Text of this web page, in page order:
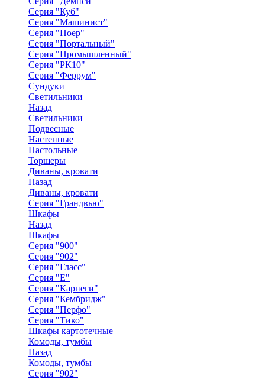
Серия "Куб"
Серия "Машинист"
Серия "Ноер"
Серия "Портальный"
Серия "Промышленный"
Серия "РК10"
Серия "Феррум"
Сундуки
Светильники
Назад
Светильники
Подвесные
Настенные
Настольные
Торшеры
Диваны, кровати
Назад
Диваны, кровати
Серия "Грандвью"
Шкафы
Назад
Шкафы
Серия "900"
Серия "902"
Серия "Гласс"
Серия "Е"
Серия "Карнеги"
Серия "Кембридж"
Серия "Перфо"
Серия "Тико"
Шкафы картотечные
Комоды, тумбы
Назад
Комоды, тумбы
Серия "902"